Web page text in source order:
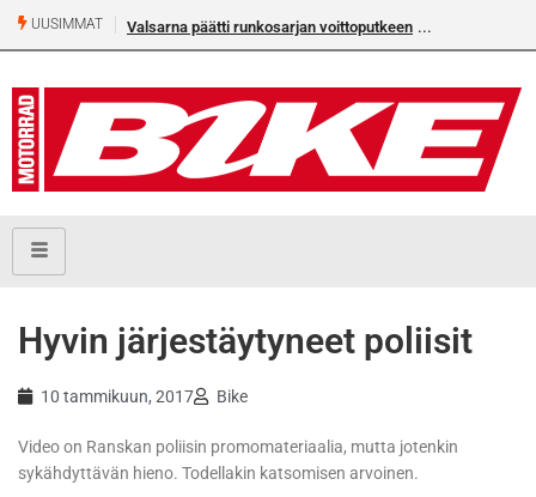
UUSIMMAT Valsarna päätti runkosarjan voittoputkeen
Hyvin järjestäytyneet poliisit
10 tammikuun, 2017 Bike
Video on Ranskan poliisin promomateriaalia, mutta jotenkin
sykähdyttävän hieno. Todellakin katsomisen arvoinen.